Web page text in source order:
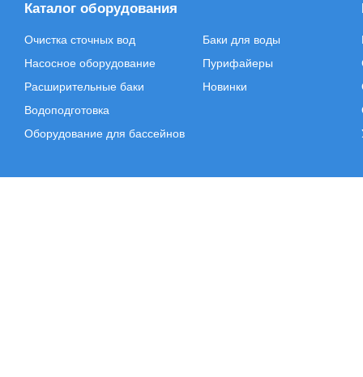
Каталог оборудования
Очистка сточных вод
Насосное оборудование
Расширительные баки
Водоподготовка
Оборудование для бассейнов
Баки для воды
Пурифайеры
Новинки